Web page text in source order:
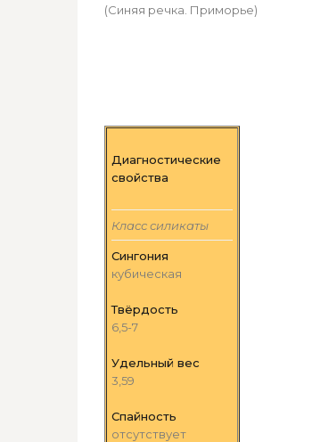
(Синяя речка. Приморье)
Диагностические
свойства
Класс силикаты
Сингония
кубическая
Твёрдость
6,5-7
Удельный вес
3,59
Спайность
отсутствует